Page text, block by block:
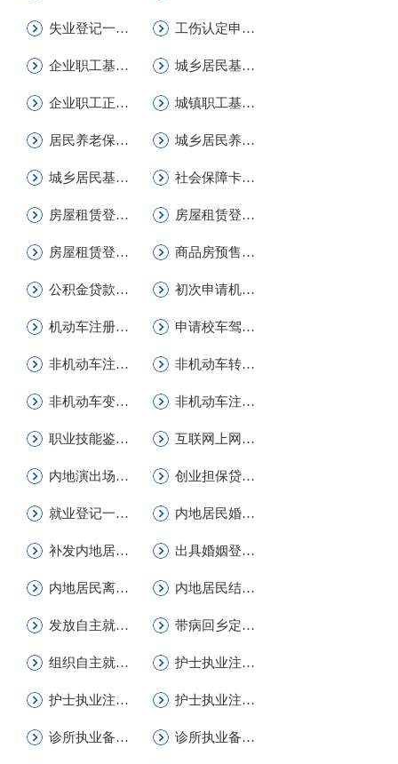
失业登记一件事 工伤认定申请一件事
企业职工基本养老保险恢复养老保险待遇申请 城乡居民基本养老保险恢复养老保险待遇申请
企业职工正常退休(职)申请 城镇职工基本养老保险关系转移接续申请
居民养老保险注销登记 城乡居民养老保险待遇申领
城乡居民基本养老保险个人信息变更 社会保障卡申领换卡一件事
房屋租赁登记备案_注销登记备案 房屋租赁登记备案_首次登记备案一件事
房屋租赁登记备案_变更（延续）登记备案 商品房预售许可（县级权限）变更
公积金贷款_申请公积金个人住房贷款（含异地购房贷... 初次申请机动车驾驶证业务（设区的市级权限）
机动车注册登记（设区的市级权限） 申请校车驾驶资格许可（县级权限）
非机动车注销登记（县级权限） 非机动车转移登记（县级权限）
非机动车变更登记（县级权限） 非机动车注册登记（县级权限）
职业技能鉴定补贴申领 互联网上网服务营业场所《网络文化经营许可证》变...
内地演出场所经营单位从事演出场所经营活动备案 创业担保贷款申请
就业登记一件事 内地居民婚姻登记档案查询
补发内地居民婚姻登记证 出具婚姻登记记录证明
内地居民离婚登记一件事 内地居民结婚登记一件事
发放自主就业退役士兵一次性经济补助金 带病回乡定期补助一件事
组织自主就业退役士兵参加教育培训 护士执业注册（延续注册）
护士执业注册（变更注册） 护士执业注册（首次注册）
诊所执业备案_新办_一件事 诊所执业备案_注销